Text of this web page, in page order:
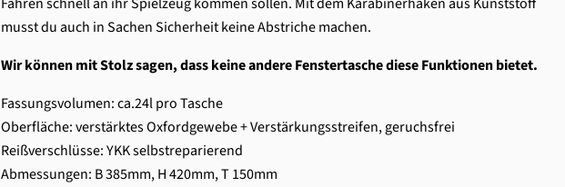
musst du auch in Sachen Sicherheit keine Abstriche machen.
Wir können mit Stolz sagen, dass keine andere Fenstertasche diese Funktionen bietet.
Fassungsvolumen: ca.24l pro Tasche
Oberfläche: verstärktes Oxfordgewebe + Verstärkungsstreifen, geruchsfrei
Reißverschlüsse: YKK selbstreparierend
Abmessungen: B 385mm, H 420mm, T 150mm